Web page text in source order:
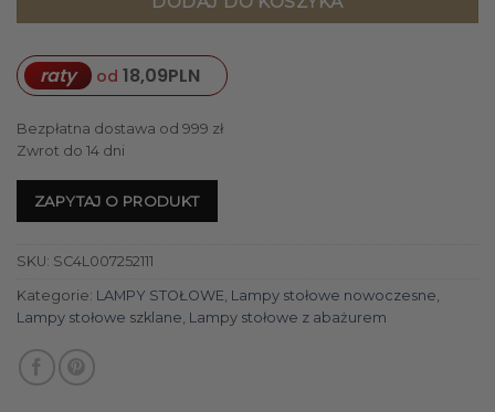
raty od 18,09PLN
Bezpłatna dostawa od 999 zł
Zwrot do 14 dni
ZAPYTAJ O PRODUKT
SKU: SC4L007252111
Kategorie: LAMPY STOŁOWE Lampy stołowe nowoczesne
Lampy stołowe szklane Lampy stołowe z abażurem